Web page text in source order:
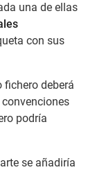
una de ellas
con sus
fichero deberá
podría
se añadiría